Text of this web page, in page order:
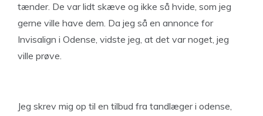
tænder. De var lidt skæve og ikke så hvide, som jeg
gerne ville have dem. Da jeg så en annonce for
Invisalign i Odense, vidste jeg, at det var noget, jeg
ville prøve.
Jeg skrev mig op til en tilbud fra tandlæger i odense,